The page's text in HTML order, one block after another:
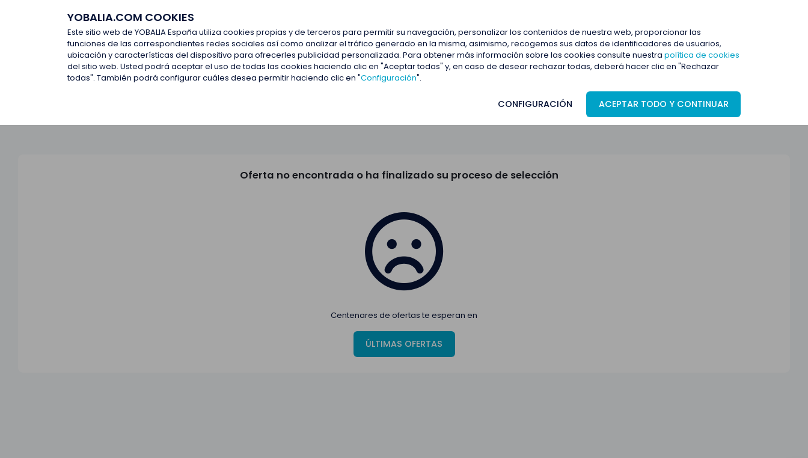
YOBALIA.COM COOKIES
Este sitio web de YOBALIA España utiliza cookies propias y de terceros para permitir su navegación, personalizar los contenidos de nuestra web, proporcionar las
funciones de las correspondientes redes sociales así como analizar el tráfico generado en la misma, asimismo, recogemos sus datos de identificadores de usuarios,
ubicación y características del dispositivo para ofrecerles publicidad personalizada. Para obtener más información sobre las cookies consulte nuestra política de cookies
del sitio web. Usted podrá aceptar el uso de todas las cookies haciendo clic en "Aceptar todas" y, en caso de desear rechazar todas, deberá hacer clic en "Rechazar
todas". También podrá configurar cuáles desea permitir haciendo clic en "Configuración".
CONFIGURACIÓN ACEPTAR TODO Y CONTINUAR
Últimas ofertas
Últimas ofertas
Oferta no encontrada o ha finalizado su proceso de selección
Centenares de ofertas te esperan en
ÚLTIMAS OFERTAS